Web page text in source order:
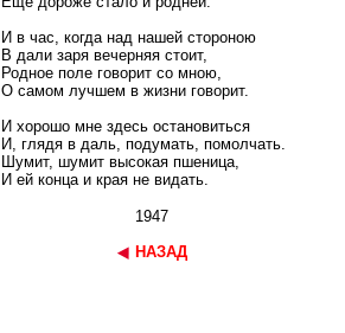
И в час, когда над нашей стороною
В дали заря вечерняя стоит,
Родное поле говорит со мною,
О самом лучшем в жизни говорит.
И хорошо мне здесь остановиться
И, глядя в даль, подумать, помолчать.
Шумит, шумит высокая пшеница,
И ей конца и края не видать.
1947
НАЗАД